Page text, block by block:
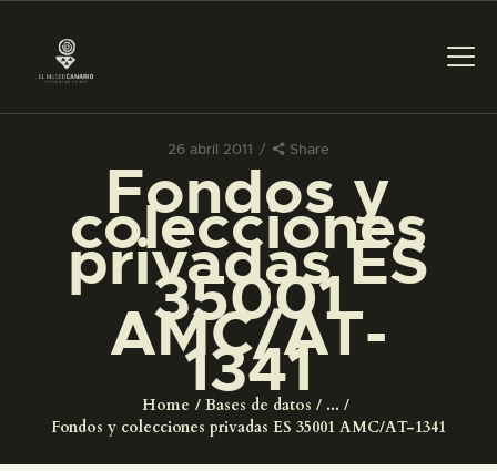
26 abril 2011 Share
Fondos y
colecciones
privadas ES
35001
AMC/AT-
1341
Home Bases de datos
...
Fondos y colecciones privadas ES 35001 AMC/AT-1341
PREPARAR LA VISITA
ACTIVIDADES
EL MUSEO